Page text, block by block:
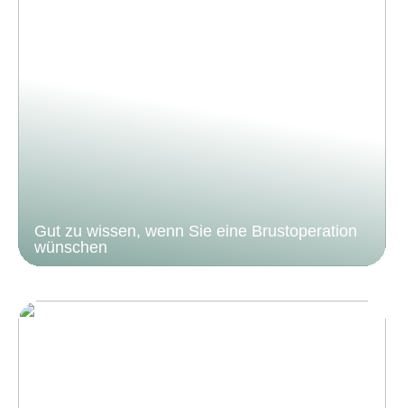
Gut zu wissen, wenn Sie eine Brustoperation
wünschen